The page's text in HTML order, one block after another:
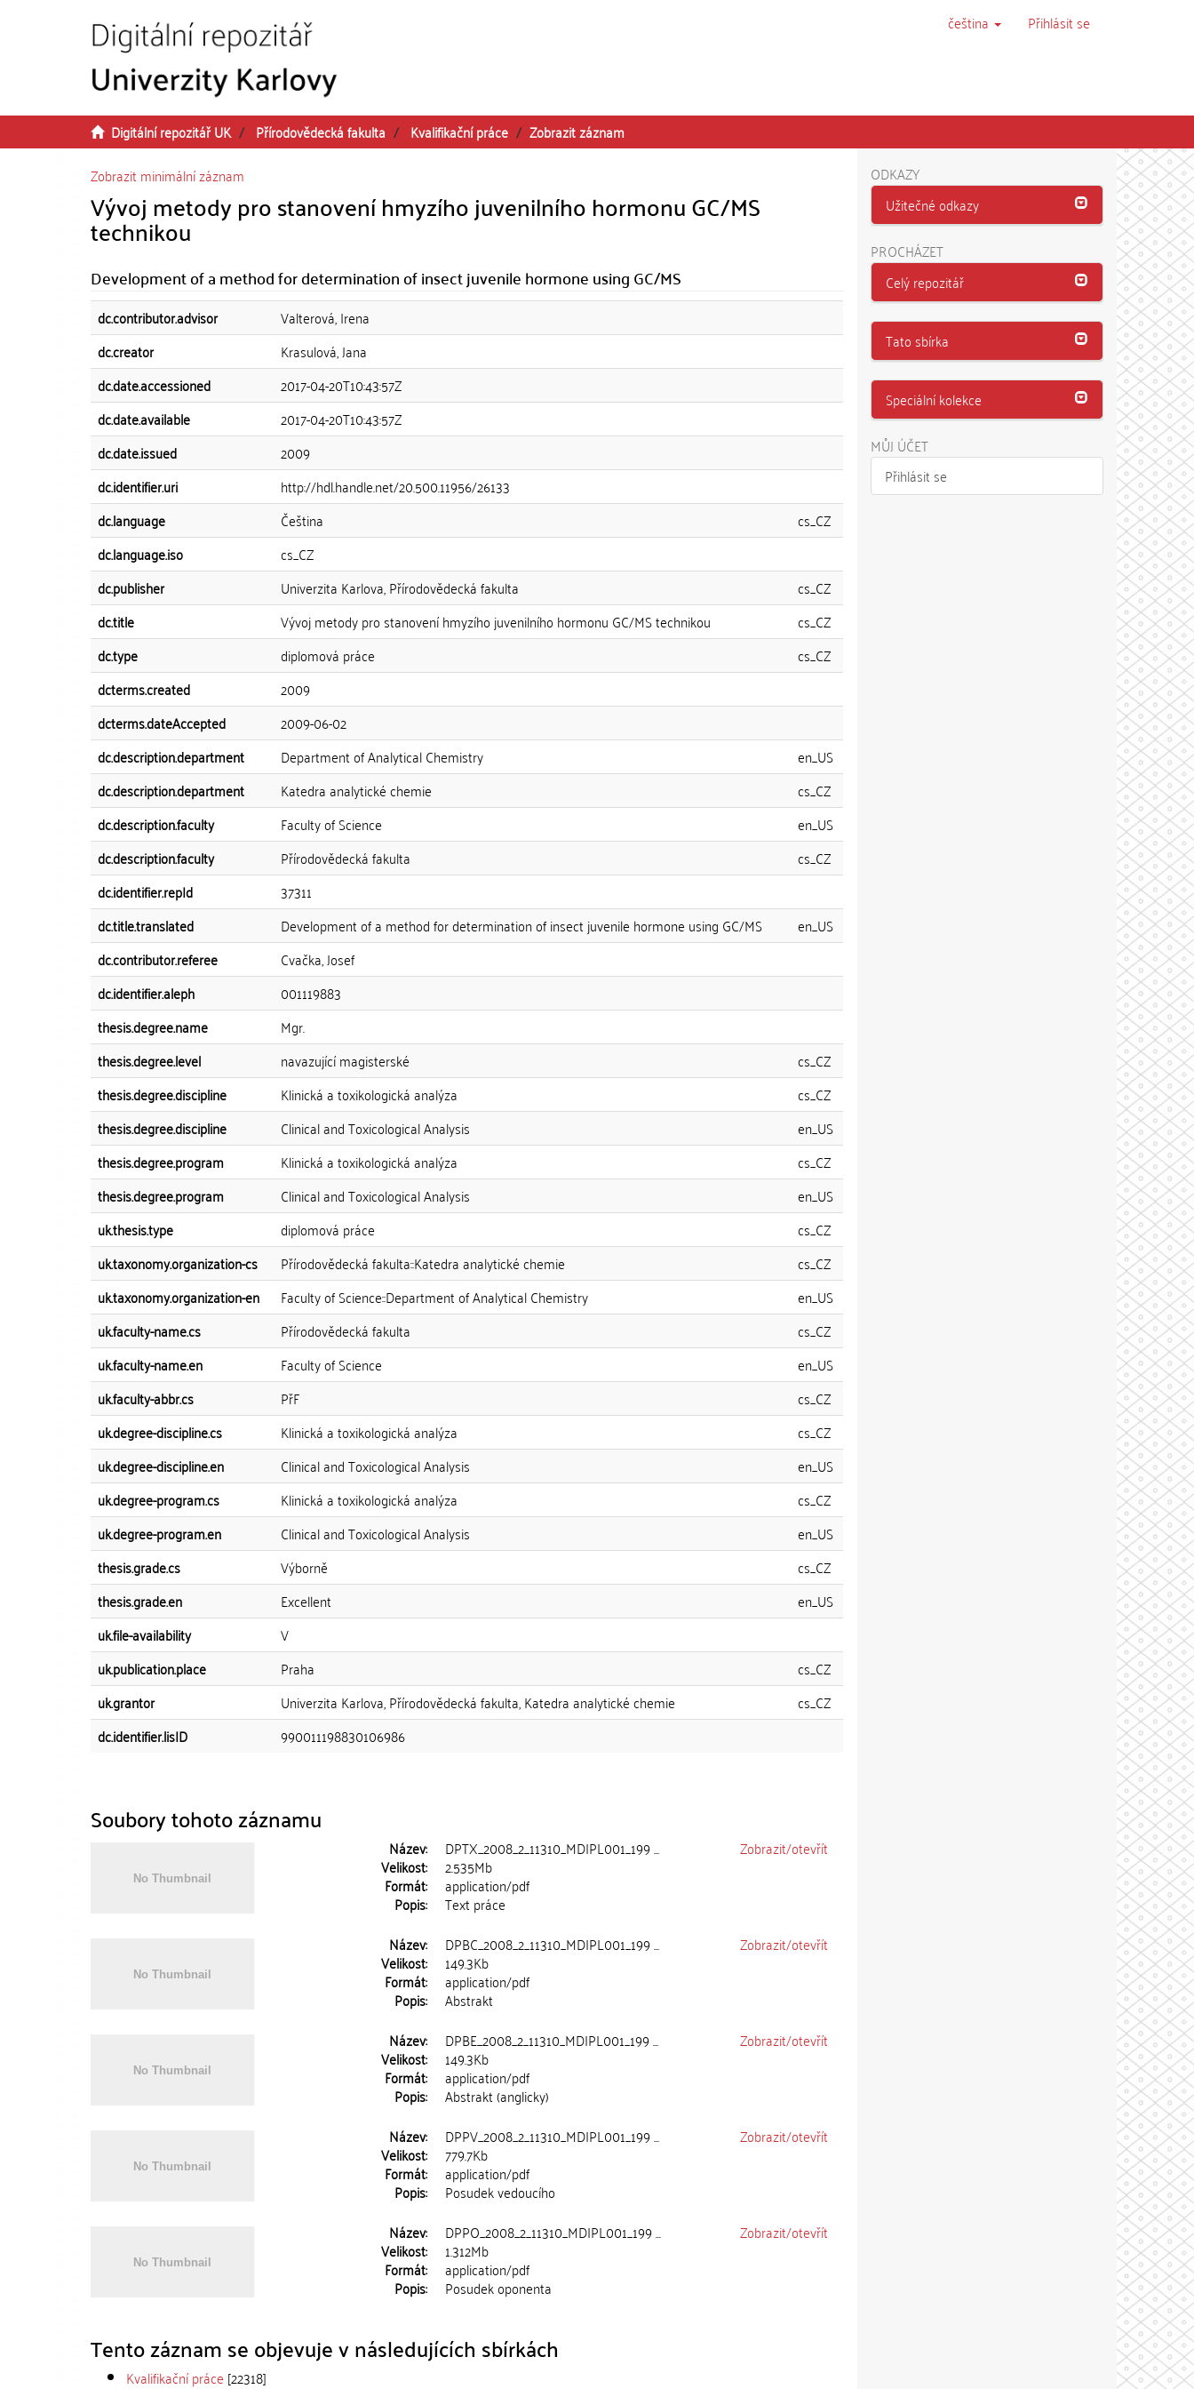
čeština Přihlásit se
Digitální repozitář UK Přírodovědecká fakulta Kvalifikační práce
Zobrazit záznam
Zobrazit minimální záznam
Vývoj metody pro stanovení hmyzího juvenilního hormonu GC/MS
technikou
Development of a method for determination of insect juvenile hormone using GC/MS
dc.contributor.advisor
Valterová, Irena
dc.creator
Krasulová, Jana
dc.date.accessioned
2017-04-20T10:43:57Z
dc.date.available
2017-04-20T10:43:57Z
dc.date.issued
2009
dc.identifier.uri
http://hdl.handle.net/20.500.11956/26133
dc.language
Čeština
cs_CZ
dc.language.iso
cs_CZ
dc.publisher
Univerzita Karlova, Přírodovědecká fakulta
cs_CZ
dc.title
Vývoj metody pro stanovení hmyzího juvenilního hormonu GC/MS technikou
cs_CZ
dc.type
diplomová práce
cs_CZ
dcterms.created
2009
dcterms.dateAccepted
2009-06-02
dc.description.department
Department of Analytical Chemistry
en_US
dc.description.department
Katedra analytické chemie
cs_CZ
dc.description.faculty
Faculty of Science
en_US
dc.description.faculty
Přírodovědecká fakulta
cs_CZ
dc.identifier.repId
37311
dc.title.translated
Development of a method for determination of insect juvenile hormone using GC/MS
en_US
dc.contributor.referee
Cvačka, Josef
dc.identifier.aleph
001119883
thesis.degree.name
Mgr.
thesis.degree.level
navazující magisterské
cs_CZ
thesis.degree.discipline
Klinická a toxikologická analýza
cs_CZ
thesis.degree.discipline
Clinical and Toxicological Analysis
en_US
thesis.degree.program
Klinická a toxikologická analýza
cs_CZ
thesis.degree.program
Clinical and Toxicological Analysis
en_US
uk.thesis.type
diplomová práce
cs_CZ
uk.taxonomy.organization-cs
Přírodovědecká fakulta::Katedra analytické chemie
cs_CZ
uk.taxonomy.organization-en
Faculty of Science::Department of Analytical Chemistry
en_US
uk.faculty-name.cs
Přírodovědecká fakulta
cs_CZ
uk.faculty-name.en
Faculty of Science
en_US
uk.faculty-abbr.cs
PřF
cs_CZ
uk.degree-discipline.cs
Klinická a toxikologická analýza
cs_CZ
uk.degree-discipline.en
Clinical and Toxicological Analysis
en_US
uk.degree-program.cs
Klinická a toxikologická analýza
cs_CZ
uk.degree-program.en
Clinical and Toxicological Analysis
en_US
thesis.grade.cs
Výborně
cs_CZ
thesis.grade.en
Excellent
en_US
uk.file-availability
V
uk.publication.place
Praha
cs_CZ
uk.grantor
Univerzita Karlova, Přírodovědecká fakulta, Katedra analytické chemie
cs_CZ
dc.identifier.lisID
990011198830106986
Soubory tohoto záznamu
Název: DPTX_2008_2_11310_MDIPL001_199 ...
Velikost: 2.535Mb
Formát: application/pdf
Popis: Text práce
Zobrazit/otevřít
Název: DPBC_2008_2_11310_MDIPL001_199 ...
Velikost: 149.3Kb
Formát: application/pdf
Popis: Abstrakt
Zobrazit/otevřít
Název: DPBE_2008_2_11310_MDIPL001_199 ...
Velikost: 149.3Kb
Formát: application/pdf
Popis: Abstrakt (anglicky)
Zobrazit/otevřít
Název: DPPV_2008_2_11310_MDIPL001_199 ...
Velikost: 779.7Kb
Formát: application/pdf
Popis: Posudek vedoucího
Zobrazit/otevřít
Název: DPPO_2008_2_11310_MDIPL001_199 ...
Velikost: 1.312Mb
Formát: application/pdf
Popis: Posudek oponenta
Zobrazit/otevřít
Tento záznam se objevuje v následujících sbírkách
Kvalifikační práce [22318]
ODKAZY
Užitečné odkazy
PROCHÁZET
Celý repozitář
Tato sbírka
Speciální kolekce
MŮJ ÚČET
Přihlásit se